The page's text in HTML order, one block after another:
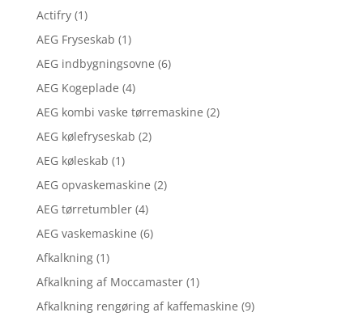
Actifry (1)
AEG Fryseskab (1)
AEG indbygningsovne (6)
AEG Kogeplade (4)
AEG kombi vaske tørremaskine (2)
AEG kølefryseskab (2)
AEG køleskab (1)
AEG opvaskemaskine (2)
AEG tørretumbler (4)
AEG vaskemaskine (6)
Afkalkning (1)
Afkalkning af Moccamaster (1)
Afkalkning rengøring af kaffemaskine (9)